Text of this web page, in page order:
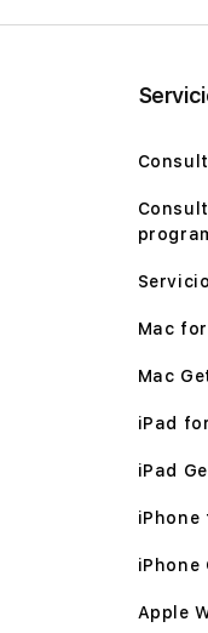
Mac
Mac
iPad
iPad
iPhone
Apple